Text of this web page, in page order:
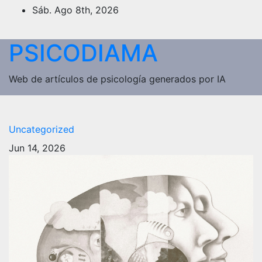
Saltar
Sáb. Ago 8th, 2026
PSICODIAMA
Web de artículos de psicología generados por IA
Uncategorized
Jun 14, 2026